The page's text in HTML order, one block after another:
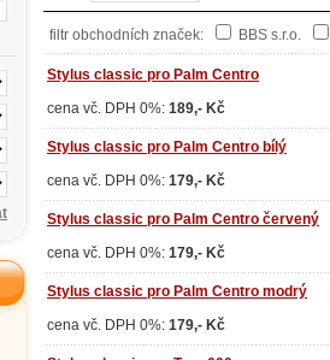
filtr obchodních značek: BBS s.r.o.
Stylus classic pro Palm Centro
cena vč. DPH 0%: 189,- Kč
Stylus classic pro Palm Centro bílý
cena vč. DPH 0%: 179,- Kč
Stylus classic pro Palm Centro červený
cena vč. DPH 0%: 179,- Kč
Stylus classic pro Palm Centro modrý
cena vč. DPH 0%: 179,- Kč